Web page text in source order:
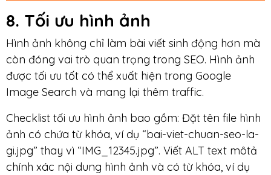
8. Tối ưu hình ảnh
Hình ảnh không chỉ làm bài viết sinh động hơn mà
còn đóng vai trò quan trọng trong SEO. Hình ảnh
được tối ưu tốt có thể xuất hiện trong Google
Image Search và mang lại thêm traffic.
Checklist tối ưu hình ảnh bao gồm: Đặt tên file hình
ảnh có chứa từ khóa, ví dụ “bai-viet-chuan-seo-la-
gi.jpg” thay vì “IMG_12345.jpg”. Viết ALT text môtả
chính xác nội dung hình ảnh và có từ khóa, ví dụ